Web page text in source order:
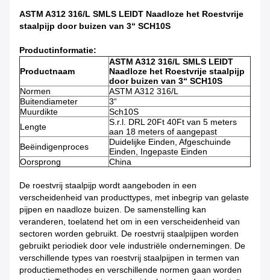
ASTM A312 316/L SMLS LEIDT Naadloze het Roestvrije
staalpijp door buizen van 3“ SCH10S
Productinformatie:
Productnaam
ASTM A312 316/L SMLS LEIDT
Naadloze het Roestvrije staalpijp
door buizen van 3“ SCH10S
Normen
ASTM A312 316/L
Buitendiameter
3“
Muurdikte
Sch10S
Lengte
S.r.l. DRL 20Ft 40Ft van 5 meters
aan 18 meters of aangepast
Beëindigenproces
Duidelijke Einden, Afgeschuinde
Einden, Ingepaste Einden
Oorsprong
China
De roestvrij staalpijp wordt aangeboden in een
verscheidenheid van producttypes, met inbegrip van gelaste
pijpen en naadloze buizen. De samenstelling kan
veranderen, toelatend het om in een verscheidenheid van
sectoren worden gebruikt. De roestvrij staalpijpen worden
gebruikt periodiek door vele industriële ondernemingen. De
verschillende types van roestvrij staalpijpen in termen van
productiemethodes en verschillende normen gaan worden